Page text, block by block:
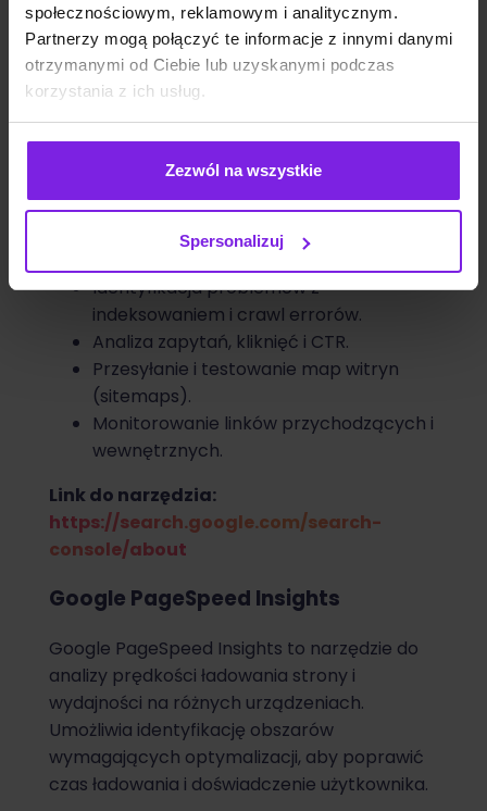
społecznościowym, reklamowym i analitycznym.
Partnerzy mogą połączyć te informacje z innymi danymi
otrzymanymi od Ciebie lub uzyskanymi podczas
korzystania z ich usług.
Zezwól na wszystkie
Spersonalizuj
Funkcje:
Identyfikacja problemów z
indeksowaniem i crawl errorów.
Analiza zapytań, kliknięć i CTR.
Przesyłanie i testowanie map witryn
(sitemaps).
Monitorowanie linków przychodzących i
wewnętrznych.
Link do narzędzia:
https://search.google.com/search-
console/about
Google PageSpeed Insights
Google PageSpeed Insights to narzędzie do
analizy prędkości ładowania strony i
wydajności na różnych urządzeniach.
Umożliwia identyfikację obszarów
wymagających optymalizacji, aby poprawić
czas ładowania i doświadczenie użytkownika.